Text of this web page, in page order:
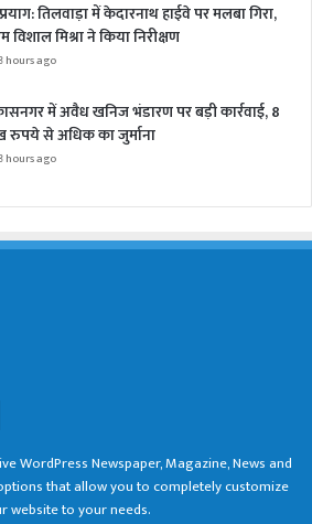
तिलवाड़ा में केदारनाथ हाईवे पर मलबा गिरा,
विशाल मिश्रा ने किया निरीक्षण
hours ago
में अवैध खनिज भंडारण पर बड़ी कार्रवाई, 8
रुपये से अधिक का जुर्माना
hours ago
WordPress Newspaper, Magazine, News and
that allow you to completely customize
website to your needs.